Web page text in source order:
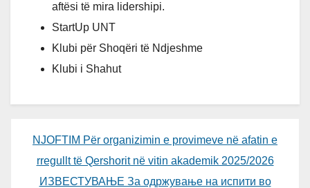
aftësi të mira lidershipi.
StartUp UNT
Klubi për Shoqëri të Ndjeshme
Klubi i Shahut
NJOFTIM Për organizimin e provimeve në afatin e
rregullt të Qershorit në vitin akademik 2025/2026
ИЗВЕСТУВАЊЕ За одржување на испити во